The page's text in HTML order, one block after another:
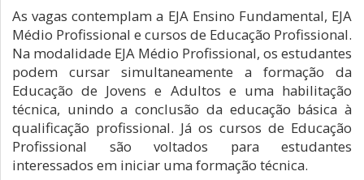
As vagas contemplam a EJA Ensino Fundamental, EJA
Médio Profissional e cursos de Educação Profissional.
Na modalidade EJA Médio Profissional, os estudantes
podem cursar simultaneamente a formação da
Educação de Jovens e Adultos e uma habilitação
técnica, unindo a conclusão da educação básica à
qualificação profissional. Já os cursos de Educação
Profissional são voltados para estudantes
interessados em iniciar uma formação técnica.